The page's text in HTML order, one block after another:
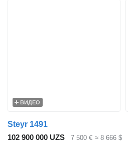
ВИДЕО
Steyr 1491
102 900 000 UZS
7 500 € ≈ 8 666 $